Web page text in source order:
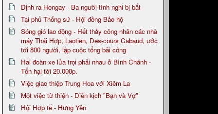
Định ra Hongay - Ba người tình nghi bị bắt
Tại phủ Thống sứ - Hội đồng Bảo hộ
Sóng gió lao động - Hết thảy công nhân các nhà
máy Thái Hợp, Laotien, Des-cours Cabaud, ước
tới 800 người, lập cuộc tổng bãi công
Hai đoàn xe lửa trọi phải nhau ở Bình Chánh -
Tổn hại tới 20.000p.
Việc giao thiệp Trung Hoa với Xiêm La
Một việc từ thiện - Diễn kịch "Bạn và Vợ"
Hội Hợp tế - Hưng Yên